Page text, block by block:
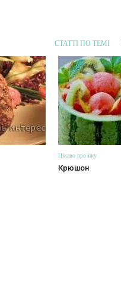
СТАТТІ ПО ТЕМІ
Цікаво про їжу
Крюшон